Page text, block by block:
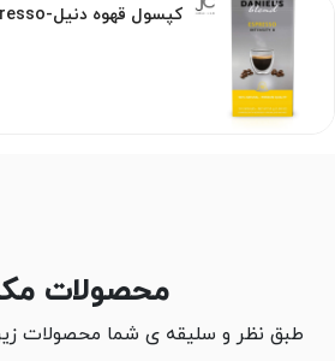
کپسول قهوه دنیل-Espresso
محصولات
طبق نظر و سلیقه ی شما محصولات زیر